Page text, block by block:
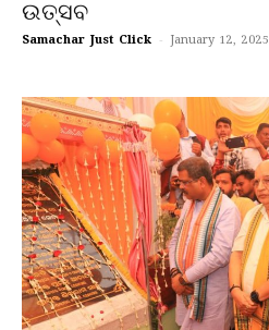
ଉତ୍ସବ
Samachar Just Click - January 12, 2025